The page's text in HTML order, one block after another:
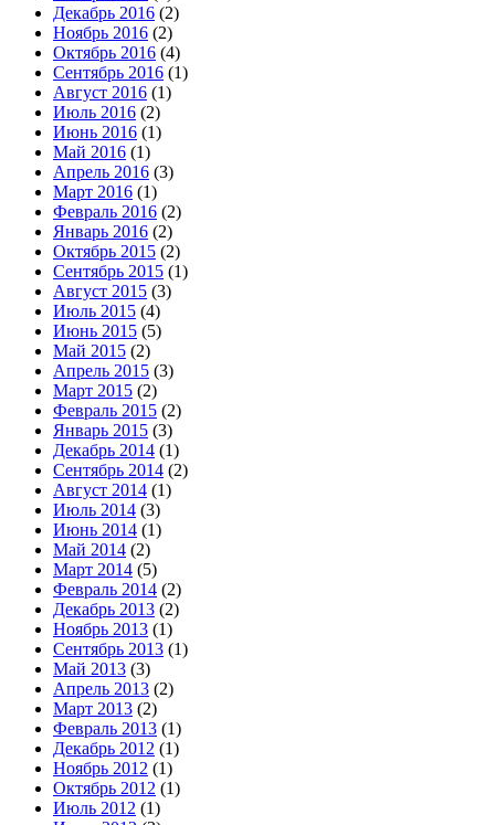
Декабрь 2016 (2)
Ноябрь 2016 (2)
Октябрь 2016 (4)
Сентябрь 2016 (1)
Август 2016 (1)
Июль 2016 (2)
Июнь 2016 (1)
Май 2016 (1)
Апрель 2016 (3)
Март 2016 (1)
Февраль 2016 (2)
Январь 2016 (2)
Октябрь 2015 (2)
Сентябрь 2015 (1)
Август 2015 (3)
Июль 2015 (4)
Июнь 2015 (5)
Май 2015 (2)
Апрель 2015 (3)
Март 2015 (2)
Февраль 2015 (2)
Январь 2015 (3)
Декабрь 2014 (1)
Сентябрь 2014 (2)
Август 2014 (1)
Июль 2014 (3)
Июнь 2014 (1)
Май 2014 (2)
Март 2014 (5)
Февраль 2014 (2)
Декабрь 2013 (2)
Ноябрь 2013 (1)
Сентябрь 2013 (1)
Май 2013 (3)
Апрель 2013 (2)
Март 2013 (2)
Февраль 2013 (1)
Декабрь 2012 (1)
Ноябрь 2012 (1)
Октябрь 2012 (1)
Июль 2012 (1)